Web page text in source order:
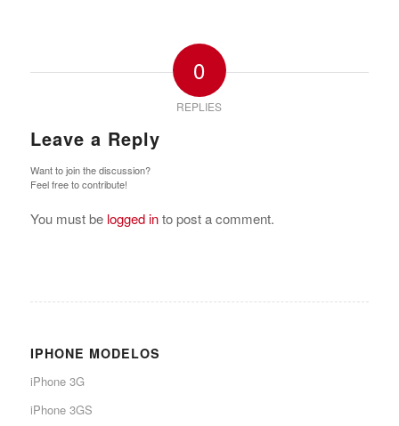
0
REPLIES
Leave a Reply
Want to join the discussion?
Feel free to contribute!
You must be logged into post a comment.
IPHONE MODELOS
iPhone 3G
iPhone 3GS